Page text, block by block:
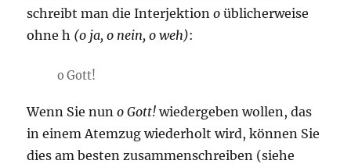
schreibt man die Interjektiono üblicherweise
ohne h (o ja, o nein, o weh):
o Gott!
Wenn Sie nuno Gott! wiedergeben wollen, das
in einem Atemzug wiederholt wird, können Sie
dies am besten zusammenschreiben (siehe